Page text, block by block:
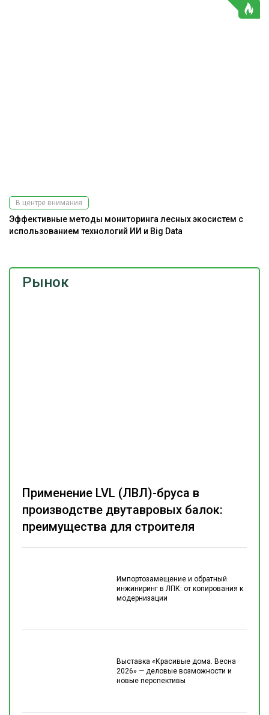
Рынок
Импортозамещение и обратный
инжиниринг в ЛПК: от копирования к
модернизации
Выставка «Красивые дома. Весна
2026» — деловые возможности и
новые перспективы
Применение LVL (ЛВЛ)-бруса в
производстве двутавровых балок:
преимущества для строителя
В центре внимания
Эффективные методы мониторинга лесных экосистем с
использованием технологий ИИ и Big Data